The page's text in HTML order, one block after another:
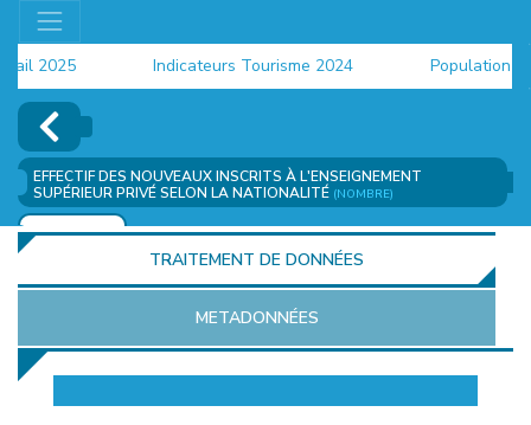
2025 Indicateurs Tourisme 2024 Population 2024
EFFECTIF DES NOUVEAUX INSCRITS À L'ENSEIGNEMENT
SUPÉRIEUR PRIVÉ SELON LA NATIONALITÉ (NOMBRE)
AJOUTER
TRAITEMENT DE DONNÉES
METADONNÉES